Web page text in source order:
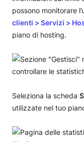
possono monitorare
clienti > Servizi >
piano di hosting.
Seleziona la scheda
utilizzate nel tuo